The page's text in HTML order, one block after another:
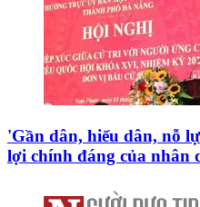
'Gần dân, hiểu dân, nỗ
lợi chính đáng của nhân